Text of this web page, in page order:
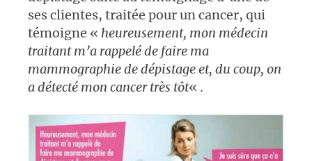
ses clientes, traitée pour un cancer, qui
témoigne « heureusement, mon médecin
traitant m’a rappelé de faire ma
mammographie de dépistage et, du coup, on
a détecté mon cancer très tôt« .